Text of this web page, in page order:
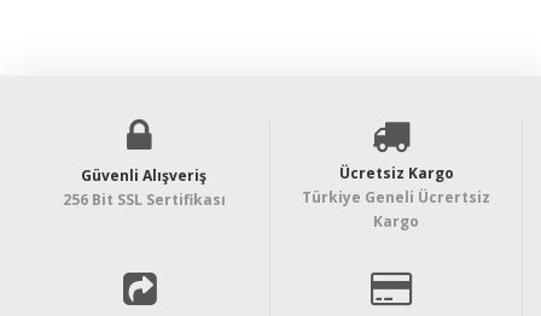
Güvenli Alışveriş
256 Bit SSL Sertifikası
Ücretsiz Kargo
Türkiye Geneli Ücrertsiz
Kargo